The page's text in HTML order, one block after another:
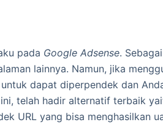
pada Google Adsense.
lainnya. Namun, jika
dapat diperpendek dan
telah hadir alternatif terbaik
URL yang bisa menghasilkan